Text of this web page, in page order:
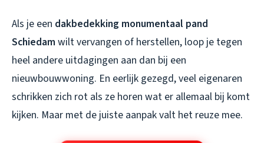
Als je een dakbedekking monumentaal pand
Schiedam wilt vervangen of herstellen, loop je tegen
heel andere uitdagingen aan dan bij een
nieuwbouwwoning. En eerlijk gezegd, veel eigenaren
schrikken zich rot als ze horen wat er allemaal bij komt
kijken. Maar met de juiste aanpak valt het reuze mee.